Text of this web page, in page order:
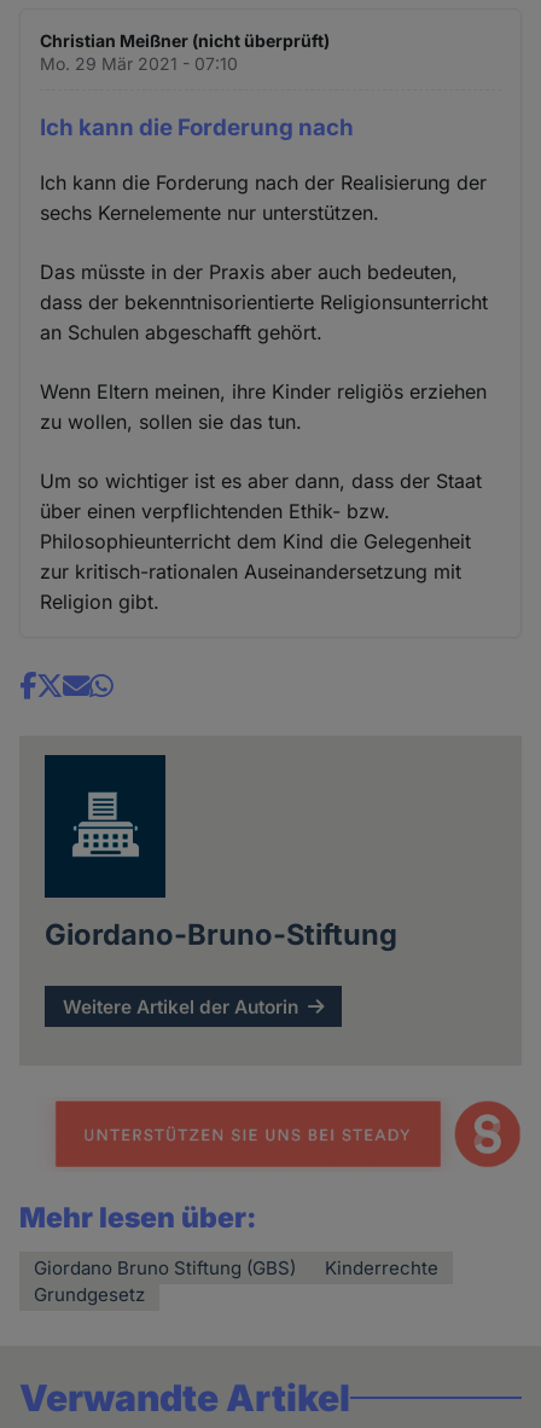
Christian Meißner (nicht überprüft)
Mo. 29 Mär 2021 - 07:10
Ich kann die Forderung nach
Ich kann die Forderung nach der Realisierung der
sechs Kernelemente nur unterstützen.
Das müsste in der Praxis aber auch bedeuten,
dass der bekenntnisorientierte Religionsunterricht
an Schulen abgeschafft gehört.
Wenn Eltern meinen, ihre Kinder religiös erziehen
zu wollen, sollen sie das tun.
Um so wichtiger ist es aber dann, dass der Staat
über einen verpflichtenden Ethik- bzw.
Philosophieunterricht dem Kind die Gelegenheit
zur kritisch-rationalen Auseinandersetzung mit
Religion gibt.
Share
Giordano-Bruno-Stiftung
Weitere Artikel der Autorin
Mehr lesen über:
Giordano Bruno Stiftung (GBS)
Kinderrechte
Grundgesetz
Verwandte Artikel